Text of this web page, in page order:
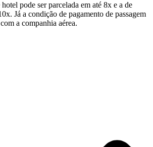
pode ser parcelada em até 8x e a de
Já a condição de pagamento de passagem
a companhia aérea.